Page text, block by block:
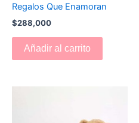
Regalos Que Enamoran
$288,000
Añadir al carrito